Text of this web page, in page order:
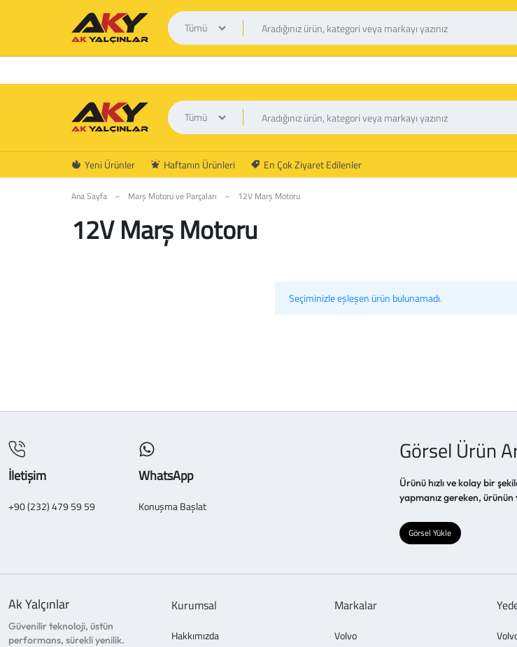
AK
YALÇINLAR
Tümü
Yeni Ürünler Haftanın Ürünleri En Çok Ziyaret Edilenler
Tümü
Ana Sayfa – Marş Motoru ve Parçaları – 12V Marş Motoru
12V Marş Motoru
Seçiminizle eşleşen ürün bulunamadı.
İletişim
+90 (232) 479 59 59
WhatsApp
Konuşma Başlat
Görsel Ürün
Ürünü hızlı ve kolay bir
yapmanız gereken,
Görsel Yükle
Ak Yalçınlar
Güvenilir teknoloji, üstün
performans, sürekli yenilik.
Kurumsal
Hakkımızda
Markalar
Volvo